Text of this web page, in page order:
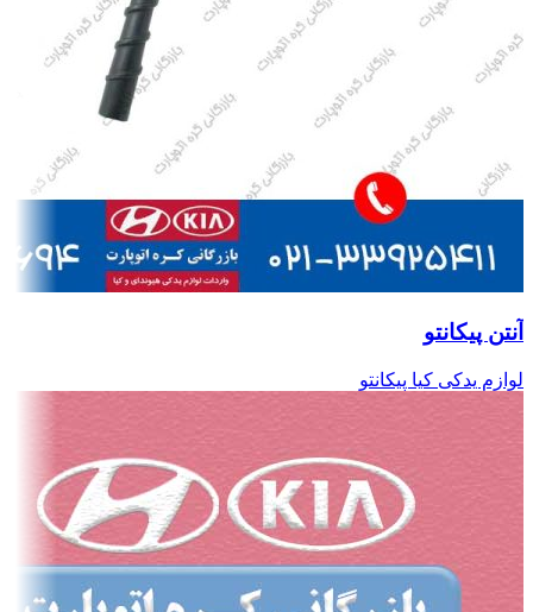
آنتن پیکانتو
لوازم یدکی کیا پیکانتو